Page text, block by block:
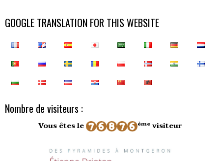
GOOGLE TRANSLATION FOR THIS WEBSITE
Nombre de visiteurs :
Vous êtes le èmevisiteur